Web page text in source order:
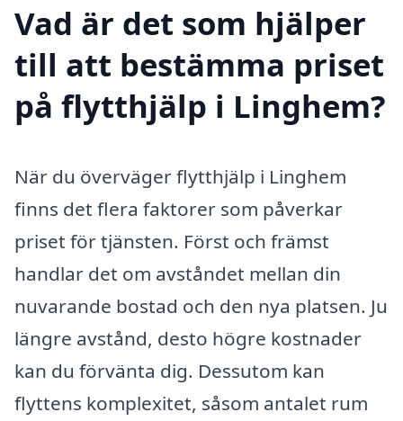
Vad är det som hjälper
till att bestämma priset
på flytthjälp i Linghem?
När du överväger flytthjälp i Linghem
finns det flera faktorer som påverkar
priset för tjänsten. Först och främst
handlar det om avståndet mellan din
nuvarande bostad och den nya platsen. Ju
längre avstånd, desto högre kostnader
kan du förvänta dig. Dessutom kan
flyttens komplexitet, såsom antalet rum